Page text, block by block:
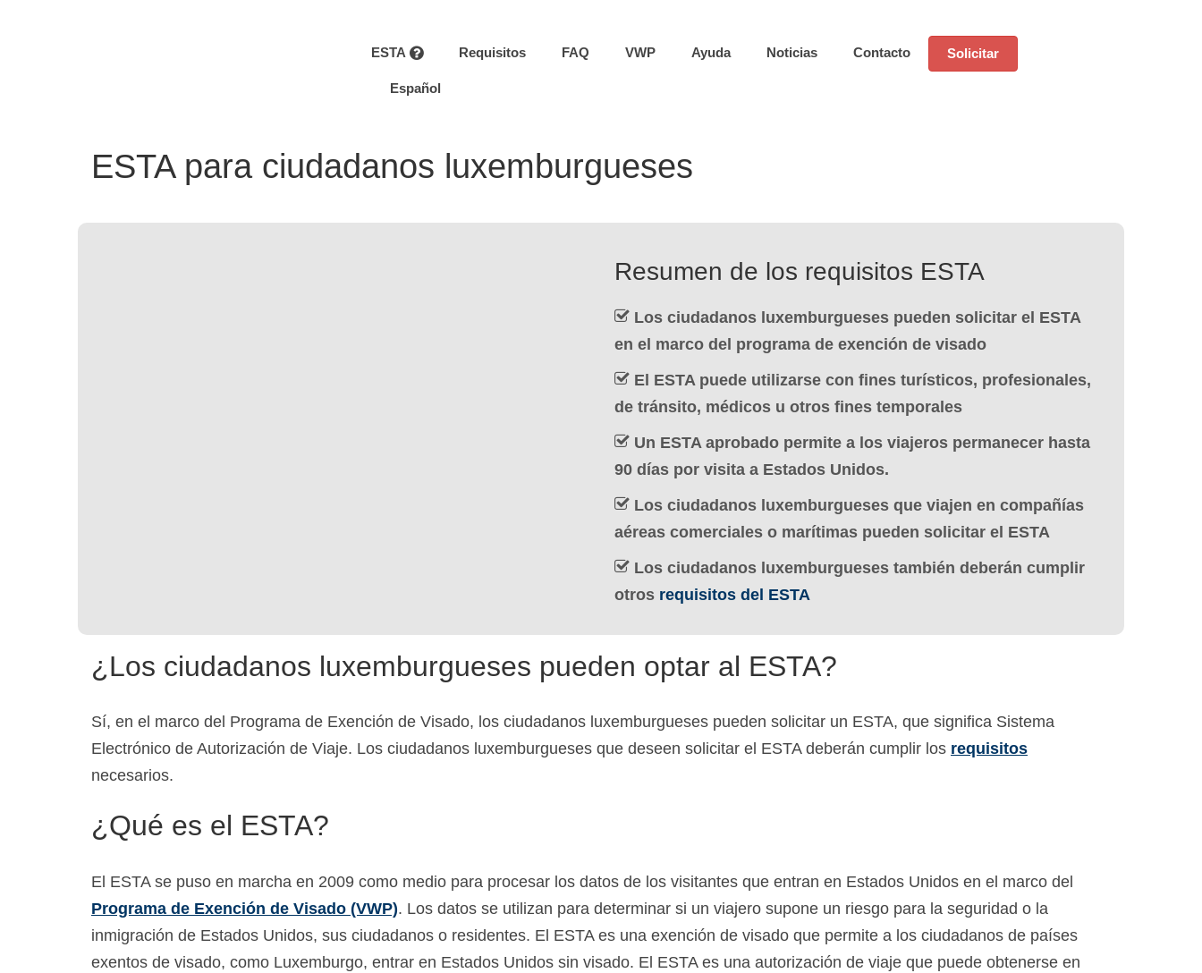
ESTA Requisitos FAQ VWP Ayuda Noticias Contacto Solicitar
Español
ESTA para ciudadanos luxemburgueses
Resumen de los requisitos ESTA
Los ciudadanos luxemburgueses pueden solicitar el ESTA
en el marco del programa de exención de visado
El ESTA puede utilizarse con fines turísticos, profesionales,
de tránsito, médicos u otros fines temporales
Un ESTA aprobado permite a los viajeros permanecer hasta
90 días por visita a Estados Unidos.
Los ciudadanos luxemburgueses que viajen en compañías
aéreas comerciales o marítimas pueden solicitar el ESTA
Los ciudadanos luxemburgueses también deberán cumplir
otros requisitos del ESTA
¿Los ciudadanos luxemburgueses pueden optar al ESTA?
Sí, en el marco del Programa de Exención de Visado, los ciudadanos luxemburgueses pueden solicitar un ESTA, que significa Sistema
Electrónico de Autorización de Viaje. Los ciudadanos luxemburgueses que deseen solicitar el ESTA deberán cumplir los requisitos
necesarios.
¿Qué es el ESTA?
El ESTA se puso en marcha en 2009 como medio para procesar los datos de los visitantes que entran en Estados Unidos en el marco del
Programa de Exención de Visado (VWP). Los datos se utilizan para determinar si un viajero supone un riesgo para la seguridad o la
inmigración de Estados Unidos, sus ciudadanos o residentes. El ESTA es una exención de visado que permite a los ciudadanos de países
exentos de visado, como Luxemburgo, entrar en Estados Unidos sin visado. El ESTA es una autorización de viaje que puede obtenerse en